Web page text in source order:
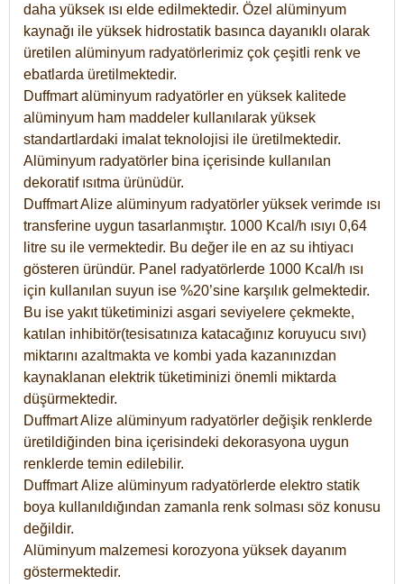
daha yüksek ısı elde edilmektedir. Özel alüminyum
kaynağı ile yüksek hidrostatik basınca dayanıklı olarak
üretilen alüminyum radyatörlerimiz çok çeşitli renk ve
ebatlarda üretilmektedir.
Duffmart alüminyum radyatörler en yüksek kalitede
alüminyum ham maddeler kullanılarak yüksek
standartlardaki imalat teknolojisi ile üretilmektedir.
Alüminyum radyatörler bina içerisinde kullanılan
dekoratif ısıtma ürünüdür.
Duffmart Alize alüminyum radyatörler yüksek verimde ısı
transferine uygun tasarlanmıştır. 1000 Kcal/h ısıyı 0,64
litre su ile vermektedir. Bu değer ile en az su ihtiyacı
gösteren üründür. Panel radyatörlerde 1000 Kcal/h ısı
için kullanılan suyun ise %20’sine karşılık gelmektedir.
Bu ise yakıt tüketiminizi asgari seviyelere çekmekte,
katılan inhibitör(tesisatınıza katacağınız koruyucu sıvı)
miktarını azaltmakta ve kombi yada kazanınızdan
kaynaklanan elektrik tüketiminizi önemli miktarda
düşürmektedir.
Duffmart Alize alüminyum radyatörler değişik renklerde
üretildiğinden bina içerisindeki dekorasyona uygun
renklerde temin edilebilir.
DuffmartAlize alüminyum radyatörlerde elektro statik
boya kullanıldığından zamanla renk solması söz konusu
değildir.
Alüminyum malzemesi korozyona yüksek dayanım
göstermektedir.